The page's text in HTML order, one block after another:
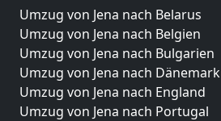
Umzug von Jena nach Belarus
Umzug von Jena nach Belgien
Umzug von Jena nach Bulgarien
Umzug von Jena nach Dänemark
Umzug von Jena nach England
Umzug von Jena nach Portugal